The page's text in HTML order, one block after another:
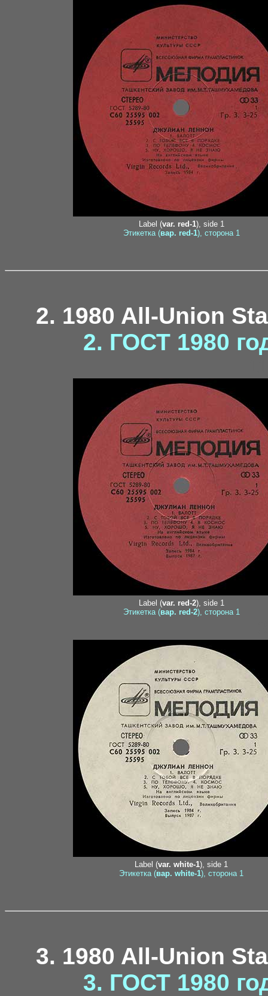
Label (var. red-1), side 1
Этикетка (вар. red-1), сторона 1
2. 1980 All-Union
2. ГОСТ 1980
Label (var. red-2), side 1
Этикетка (вар. red-2), сторона 1
Label (var. white-1), side 1
Этикетка (вар. white-1), сторона 1
3. 1980 All-Union
3. ГОСТ 1980